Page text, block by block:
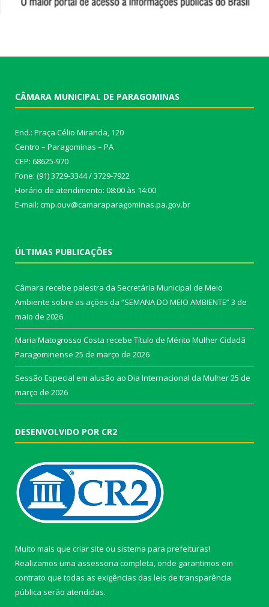
CÂMARA MUNICIPAL DE PARAGOMINAS
End.: Praça Célio Miranda, 120
Centro – Paragominas – PA
CEP: 68625-970
Fone: (91) 3729-3344 / 3729-7922
Horário de atendimento: 08:00 às 14:00
E-mail: cmp.ouv@camaraparagominas.pa.gov.br
ÚLTIMAS PUBLICAÇÕES
Câmara recebe palestra da Secretária Municipal de Meio
Ambiente sobre as ações da “SEMANA DO MEIO AMBIENTE”3 de
maio de 2026
Maria Matogrosso Costa recebe Título de Mérito Mulher Cidadã
Paragominense 25 de março de 2026
Sessão Especial em alusão ao Dia Internacional da Mulher25 de
março de 2026
DESENVOLVIDO POR CR2
Muito mais que criar site ou sistema para prefeituras!
Realizamos uma assessoria completa, onde garantimos em
contrato que todas as exigências das leis de transparência
pública serão atendidas.